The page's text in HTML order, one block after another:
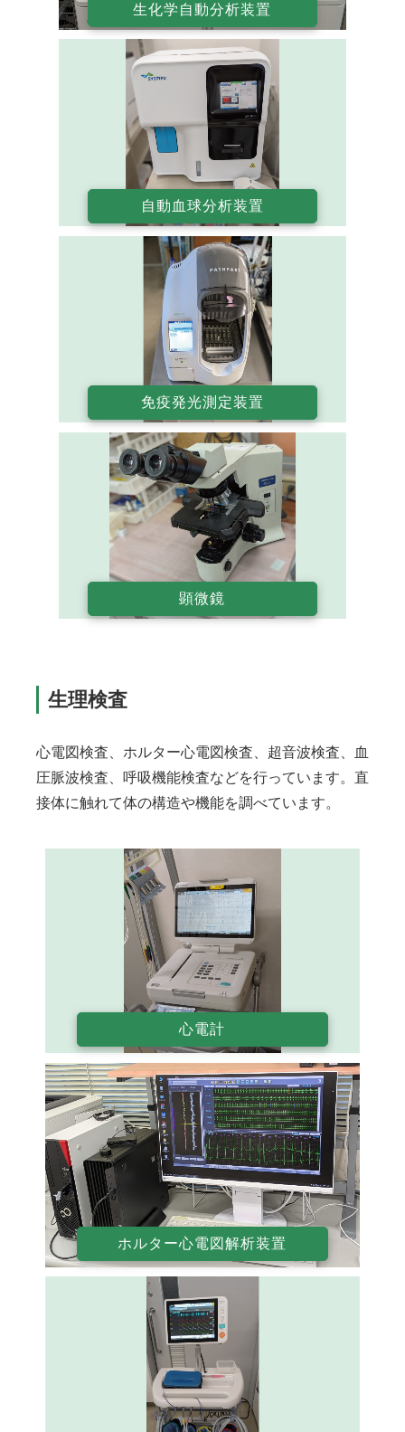
生化学自動分析装置
自動血球分析装置
免疫発光測定装置
顕微鏡
生理検査
心電図検査、ホルター心電図検査、超音波検査、血
圧脈波検査、呼吸機能検査などを行っています。直
接体に触れて体の構造や機能を調べています。
心電計
ホルター心電図解析装置